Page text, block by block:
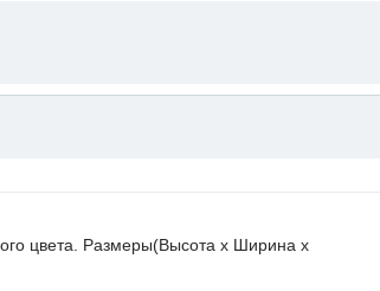
цвета. Размеры(Высота х Ширина х